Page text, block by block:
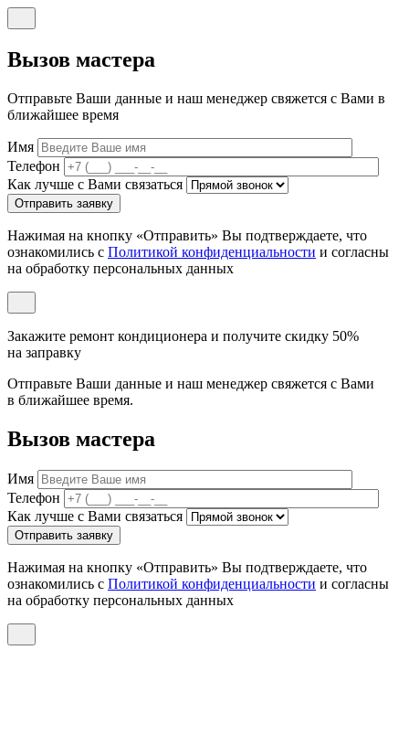
Вызов мастера
Отправьте Ваши данные и наш менеджер свяжется с Вами в
ближайшее время
Имя
Телефон
Как лучше с Вами связаться
Отправить заявку
Нажимая на кнопку «Отправить» Вы подтверждаете, что
ознакомились с Политикой конфиденциальности и согласны
на обработку персональных данных
Закажите ремонт кондиционера и получите скидку 50%
на заправку
Отправьте Ваши данные и наш менеджер свяжется с Вами
в ближайшее время.
Вызов мастера
Имя
Телефон
Как лучше с Вами связаться
Отправить заявку
Нажимая на кнопку «Отправить» Вы подтверждаете, что
ознакомились с Политикой конфиденциальности и согласны
на обработку персональных данных